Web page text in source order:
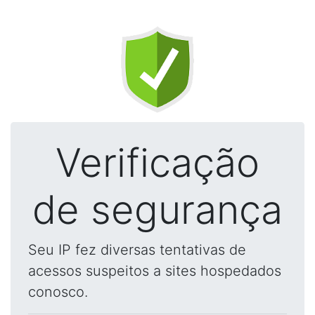
Verificação
de segurança
Seu IP fez diversas tentativas de
acessos suspeitos a sites hospedados
conosco.